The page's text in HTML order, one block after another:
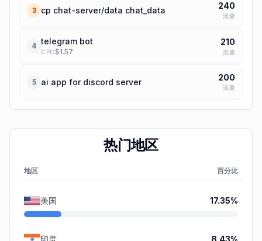
3 cp chat-server/data chat_data 240
流量
4 telegram bot
CPC $1.57
210
流量
5 ai app for discord server 200
流量
热门地区
地区 百分比
美国 17.35%
印度 8.43%